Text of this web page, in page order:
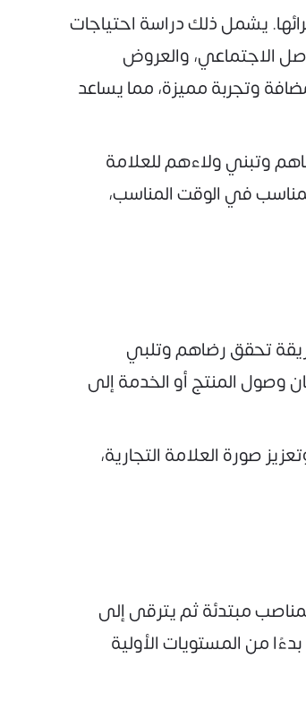
يشمل ذلك دراسة احتياجات
الاجتماعي، والعروض
وتجربة مميزة، مما يساعد
وتبني ولاءهم للعلامة
في الوقت المناسب،
تحقق رضاهم وتلبي
وصول المنتج أو الخدمة إلى
صورة العلامة التجارية،
مبتدئة ثم يترقى إلى
من المستويات الأولية